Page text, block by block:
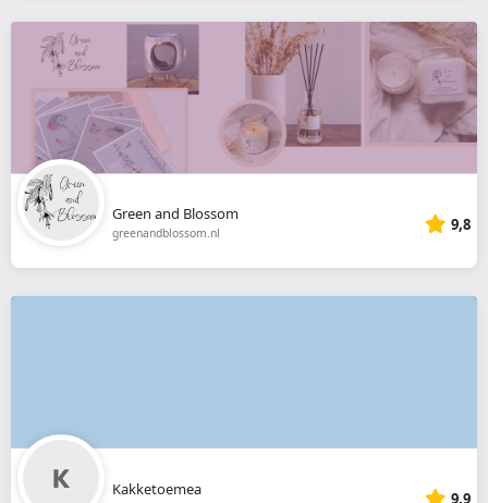
Green and Blossom
greenandblossom.nl 9,8
Kakketoemea
9,9